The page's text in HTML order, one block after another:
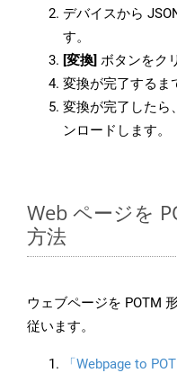
デバイスから
す。
[変換] ボタンをク
変換が完了するま
変換が完了したら
ンロードします。
Web ページを
方法
ウェブページを POTM
従います。
「Webpage to